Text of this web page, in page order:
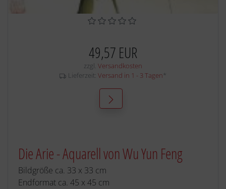
49,57 EUR
zzgl. Versandkosten
Lieferzeit: Versand in 1 - 3 Tagen *
Die Arie - Aquarell von Wu Yun Feng
Bildgröße ca. 33 x 33 cm
Endformat ca. 45 x 45 cm